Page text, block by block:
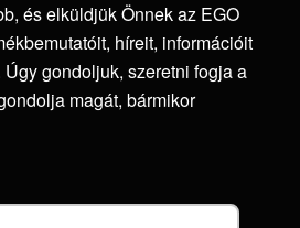
és elküldjük Önnek az EGO
híreit, információit
gondoljuk, szeretni fogja a
magát, bármikor